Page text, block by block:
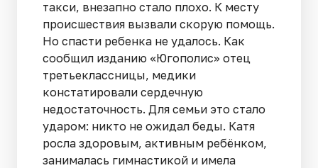
такси, внезапно стало плохо. К месту
происшествия вызвали скорую помощь.
Но спасти ребенка не удалось. Как
сообщил изданию «Югополис» отец
третьеклассницы, медики
констатировали сердечную
недостаточность. Для семьи это стало
ударом: никто не ожидал беды. Катя
росла здоровым, активным ребёнком,
занималась гимнастикой и имела